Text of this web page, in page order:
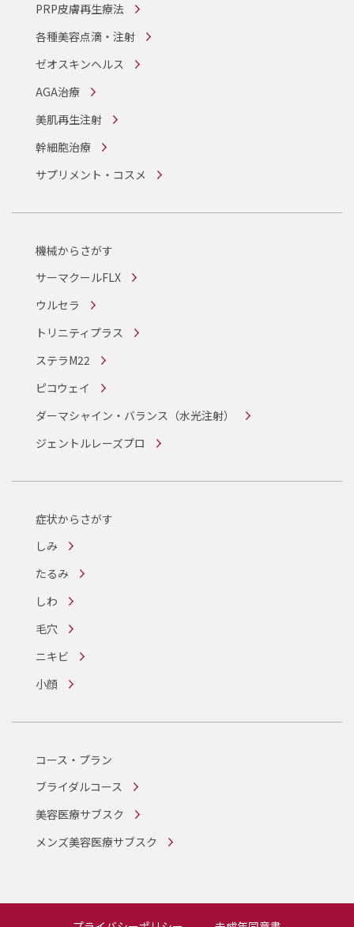
PRP皮膚再生療法
各種美容点滴・注射
ゼオスキンヘルス
AGA治療
美肌再生注射
幹細胞治療
サプリメント・コスメ
機械からさがす
サーマクールFLX
ウルセラ
トリニティプラス
ステラM22
ピコウェイ
ダーマシャイン・バランス （水光注射）
ジェントルレーズプロ
症状からさがす
しみ
たるみ
しわ
毛穴
ニキビ
小顔
コース・プラン
ブライダルコース
美容医療サブスク
メンズ美容医療サブスク